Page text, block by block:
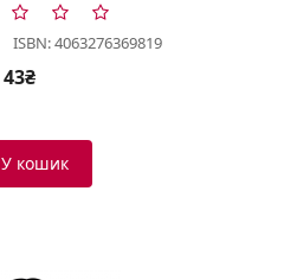
ISBN: 4063276369819
43₴
У кошик